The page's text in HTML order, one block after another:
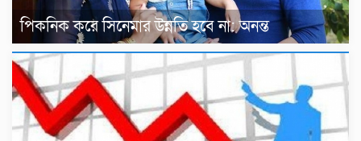
পিকনিক করে সিনেমার উন্নতি হবে না: অনন্ত